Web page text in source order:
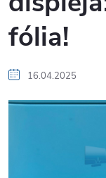
fólia!
16.04.2025